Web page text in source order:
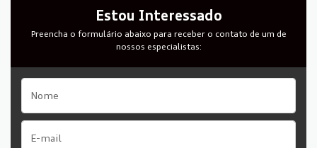
Estou Interessado
Preencha o formulário abaixo para receber o contato de um de
nossos especialistas: